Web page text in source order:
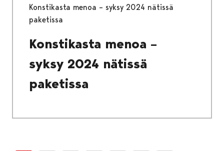
Konstikasta menoa – syksy 2024 nätissä
paketissa
Konstikasta menoa –
syksy 2024 nätissä
paketissa